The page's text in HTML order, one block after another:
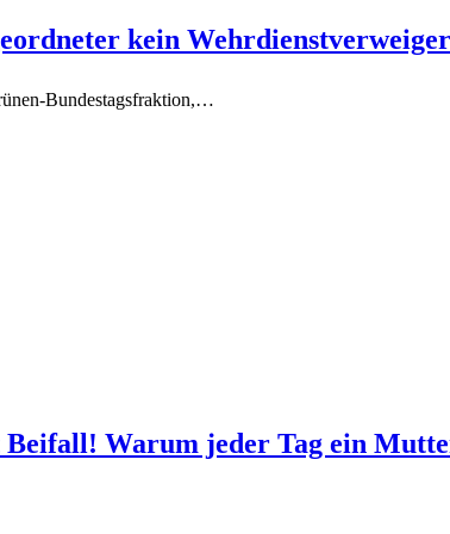
kein
Bundestagsfraktion,…
Warum jeder Tag ein